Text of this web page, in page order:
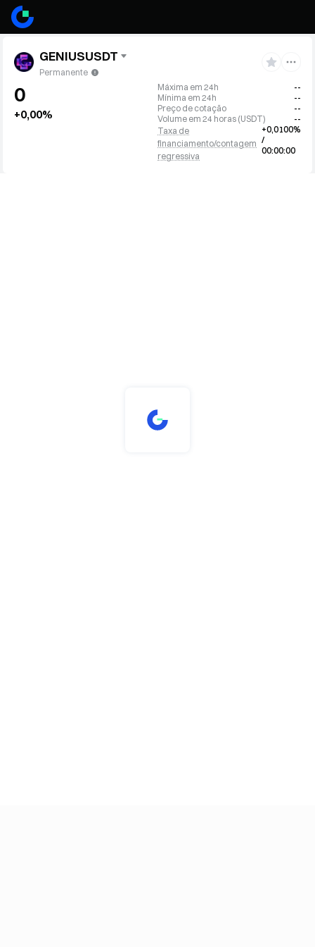
GENIUSUSDT
Permanente
0
+0,00%
Máxima em 24h
--
Mínima em 24h
--
Preço de cotação
--
Volume em 24 horas (USDT)
--
Taxa de
financiamento/contagem
regressiva
+0,0100%
/
00:00:00